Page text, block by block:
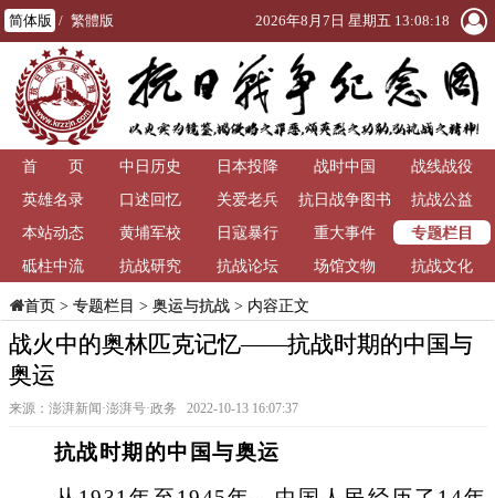
简体版 / 繁體版 2026年8月7日 星期五 13:08:21
首 页 中日历史 日本投降 战时中国
战线战役
英雄名录
口述回忆 关爱老兵
抗日战争图书
馆
抗战公益
本站动态
黄埔军校 日寇暴行 重大事件
专题栏目
砥柱中流
抗战研究 抗战论坛 场馆文物 抗战文化
首页> 专题栏目 > 奥运与抗战> 内容正文
战火中的奥林匹克记忆——抗战时期的中国与
奥运
来源：澎湃新闻·澎湃号·政务 2022-10-13 16:07:37
抗战时期的中国与奥运